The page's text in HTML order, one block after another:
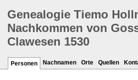
Genealogie Tiemo
Nachkommen von
Clawesen 1530
Personen Nachnamen Orte Quellen